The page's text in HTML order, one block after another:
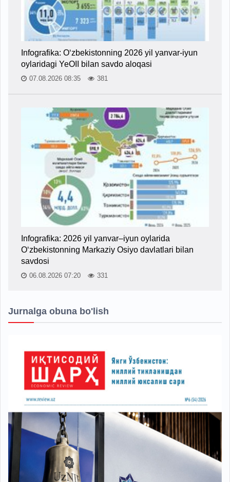
Infografika: O‘zbekistonning 2026 yil yanvar-iyun
oylaridagi YeOII bilan savdo aloqasi
07.08.2026 08:35 381
Infografika: 2026 yil yanvar–iyun oylarida
O‘zbekistonning Markaziy Osiyo davlatlari bilan
savdosi
06.08.2026 07:20 331
Jurnalga obuna bo'lish